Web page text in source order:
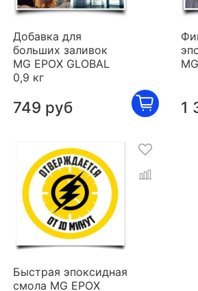
Добавка для
больших заливок
MG EPOX GLOBAL
0,9 кг
749 руб 1
Быстрая эпоксидная
смола MG EPOX